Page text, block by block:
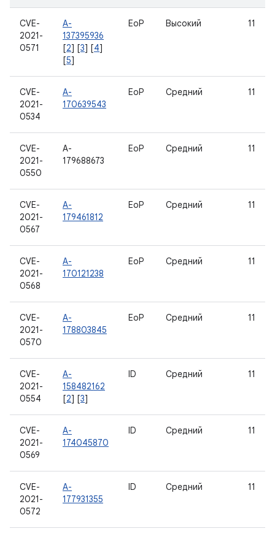
CVE-
2021-
0571
A-
137395936
[2] [3] [4]
[5]
EoP Высокий 11
CVE-
2021-
0534
A-
170639543
EoP Средний 11
CVE-
2021-
0550
A-
179688673
EoP Средний 11
CVE-
2021-
0567
A-
179461812
EoP Средний 11
CVE-
2021-
0568
A-
170121238
EoP Средний 11
CVE-
2021-
0570
A-
178803845
EoP Средний 11
CVE-
2021-
0554
A-
158482162
[2] [3]
ID Средний 11
CVE-
2021-
0569
A-
174045870
ID Средний 11
CVE-
2021-
0572
A-
177931355
ID Средний 11